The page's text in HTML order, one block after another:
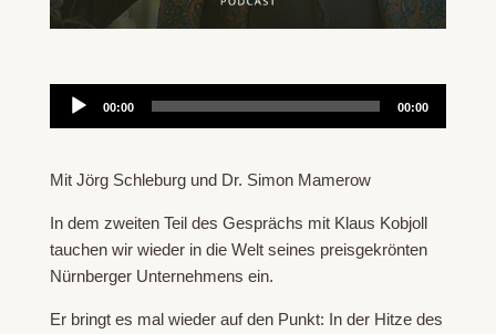
Audio-
00:00 00:00
Mit Jörg Schleburg und Dr. Simon Mamerow
In dem zweiten Teil des Gesprächs mit Klaus Kobjoll
tauchen wir wieder in die Welt seines preisgekrönten
Nürnberger Unternehmens ein.
Er bringt es mal wieder auf den Punkt: In der Hitze des